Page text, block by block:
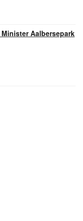
Aalbersepark